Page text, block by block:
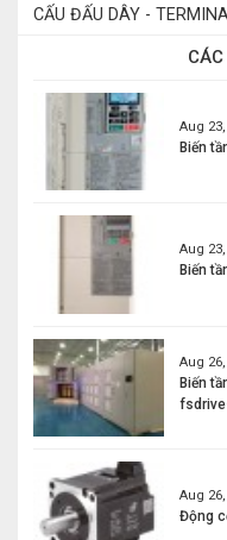
CẤU ĐẤU DÂY -
Aug
Biến
Aug
Biến
Aug
Biến
Aug
Động